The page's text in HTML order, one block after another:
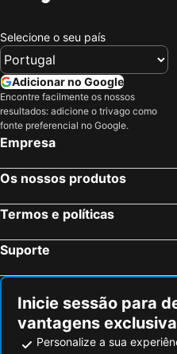
Atessa, bed and breakfasts
Petacciato, bed and breakfasts
Rocca San Giovanni, bed and breakfasts
Spoltore, bed and breakfasts
Colledimacine, bed and breakfasts
Picciano, bed and breakfasts
Torrevecchia Teatina, bed and breakfasts
Miglianico, bed and breakfasts
Ateleta, bed and breakfasts
Rosciano, bed and breakfasts
Sant'Eufemia a Maiella, bed and breakfasts
Selecione o seu país
Adicionar no Google
Encontre facilmente os nossos
resultados: adicione o trivago como
fonte preferencial no Google.
Empresa
Os nossos produtos
Termos e políticas
Suporte
Inicie sessão para
vantagens
Personalize a sua